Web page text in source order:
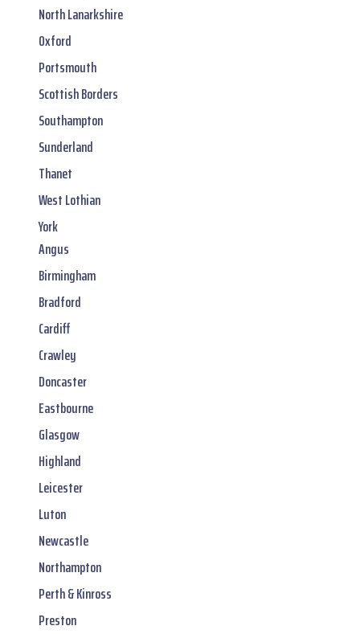
North Lanarkshire
Oxford
Portsmouth
Scottish Borders
Southampton
Sunderland
Thanet
West Lothian
York
Angus
Birmingham
Bradford
Cardiff
Crawley
Doncaster
Eastbourne
Glasgow
Highland
Leicester
Luton
Newcastle
Northampton
Perth & Kinross
Preston